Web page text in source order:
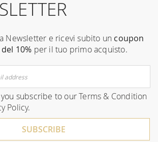
Newsletter e ricevi subito un coupon
10% per il tuo primo acquisto.
you subscribe to ourTerms & Condition
Policy.
SUBSCRIBE